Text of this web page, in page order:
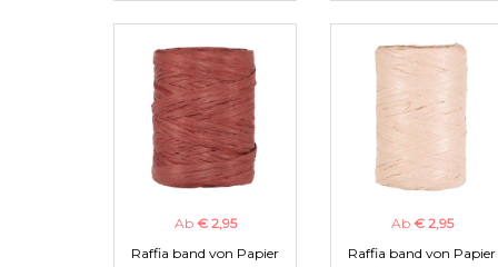
Ab € 2,95
Raffia band von Papier
Ab € 2,95
Raffia band von Papier